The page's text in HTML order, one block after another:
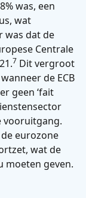
was, een
wat
was dat de
Centrale
7 Dit vergroot
de ECB
geen ‘fait
vooruitgang.
eurozone
wat de
moeten geven.